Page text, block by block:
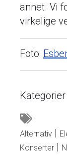
annet. Vi
virkelige
Foto:
Kategorier
Alternativ
Konserter